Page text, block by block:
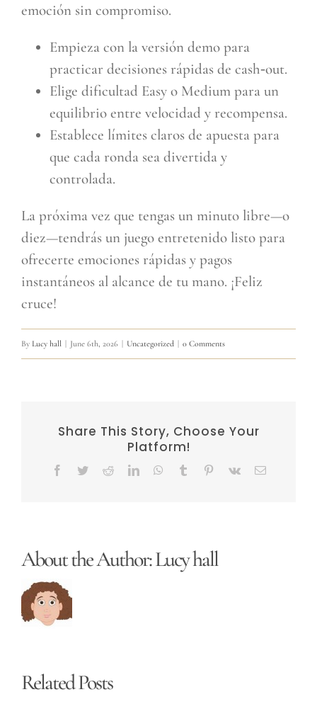
emoción sin compromiso.
Empieza con la versión demo para
practicar decisiones rápidas de cash‑out.
Elige dificultad Easy o Medium para un
equilibrio entre velocidad y recompensa.
Establece límites claros de apuesta para
que cada ronda sea divertida y
controlada.
La próxima vez que tengas un minuto libre—o
diez—tendrás un juego entretenido listo para
ofrecerte emociones rápidas y pagos
instantáneos al alcance de tu mano. ¡Feliz
cruce!
By Lucy hall | June 6th, 2026 | Uncategorized | 0 Comments
Share This Story, Choose Your
Platform!
Facebook
TwitterRedditLinkedInWhatsApp
Tumblr Pinterest
Vk Email
About the Author:Lucy hall
Related Posts